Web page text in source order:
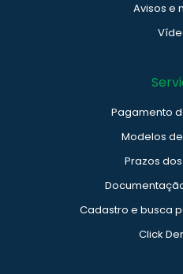
Avisos e
Pagamento
Modelos
Prazos
Cadastro e busca
Click